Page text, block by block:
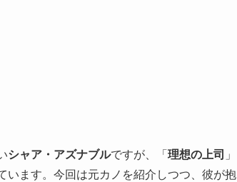
シャア・アズナブルですが、「 理想の上司 」
います。今回は元カノを紹介しつつ、彼が抱